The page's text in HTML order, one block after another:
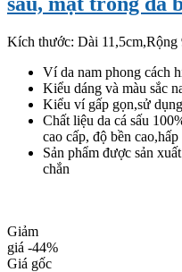
Kích thước: Dài 11,5cm,Rộng
Ví da nam phong cách
Kiểu dáng và màu sắc
Kiểu ví gấp gọn,sử
Chất liệu da cá sấu
cao cấp, độ bền
Sản phẩm được sản
chắn
Giảm
giá -44%
Giá gốc